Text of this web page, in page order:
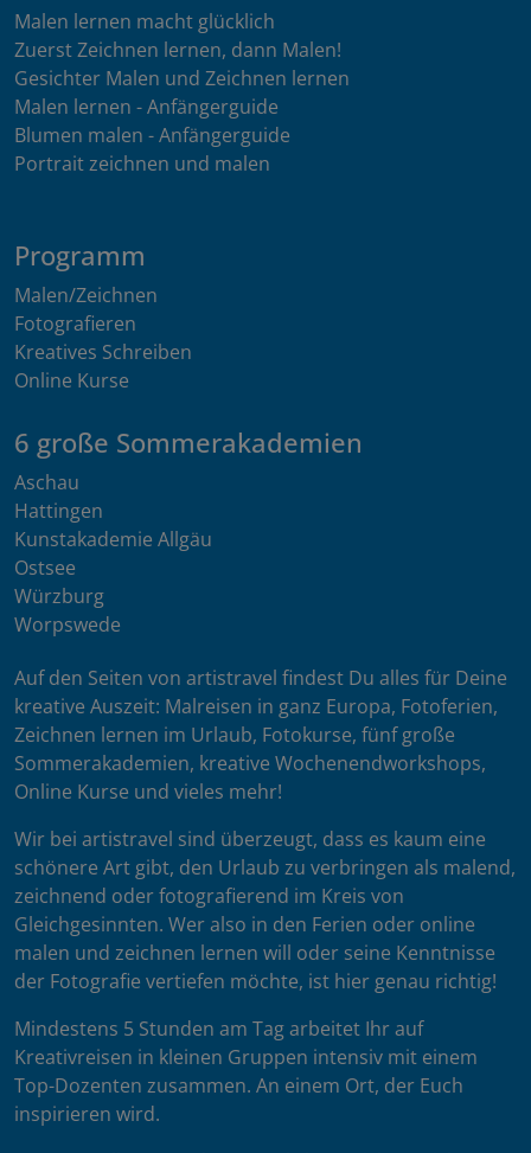
Malen lernen macht glücklich
Zuerst Zeichnen lernen, dann Malen!
Gesichter Malen und Zeichnen lernen
Malen lernen - Anfängerguide
Blumen malen - Anfängerguide
Portrait zeichnen und malen
Programm
Malen/Zeichnen
Fotografieren
Kreatives Schreiben
Online Kurse
6 große Sommerakademien
Aschau
Hattingen
Kunstakademie Allgäu
Ostsee
Würzburg
Worpswede
Auf den Seiten von artistravel findest Du alles für Deine
kreative Auszeit: Malreisen in ganz Europa, Fotoferien,
Zeichnen lernen im Urlaub, Fotokurse, fünf große
Sommerakademien, kreative Wochenendworkshops,
Online Kurse und vieles mehr!
Wir bei artistravel sind überzeugt, dass es kaum eine
schönere Art gibt, den Urlaub zu verbringen als malend,
zeichnend oder fotografierend im Kreis von
Gleichgesinnten. Wer also in den Ferien oder online
malen und zeichnen lernen will oder seine Kenntnisse
der Fotografie vertiefen möchte, ist hier genau richtig!
Mindestens 5 Stunden am Tag arbeitet Ihr auf
Kreativreisen in kleinen Gruppen intensiv mit einem
Top-Dozenten zusammen. An einem Ort, der Euch
inspirieren wird.